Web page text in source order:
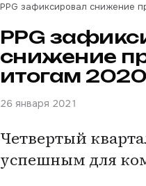
PPG зафиксировал снижение
PPG
снижение
итогам
26 января 2021
Четвертый
успешным для